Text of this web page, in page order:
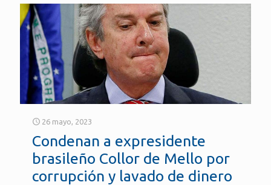
26 mayo, 2023
Condenan a expresidente
brasileño Collor de Mello por
corrupción y lavado de dinero